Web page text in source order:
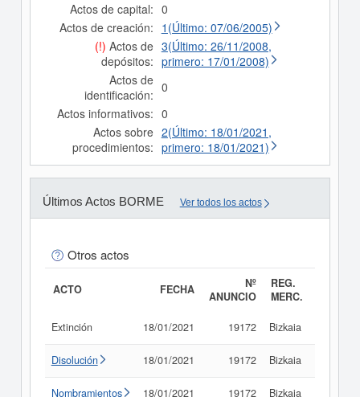
Actos de capital: 0
Actos de creación: 1(Último: 07/06/2005)
(!) Actos de
depósitos:
3(Último: 26/11/2008,
primero: 17/01/2008)
Actos de
identificación: 0
Actos informativos: 0
Actos sobre
procedimientos:
2(Último: 18/01/2021,
primero: 18/01/2021)
Últimos Actos BORME Ver todos los actos
Otros actos
ACTO FECHA
Nº
ANUNCIO
REG.
MERC.
Extinción 18/01/2021 19172 Bizkaia
Disolución 18/01/2021 19172 Bizkaia
Nombramientos 18/01/2021 19172 Bizkaia